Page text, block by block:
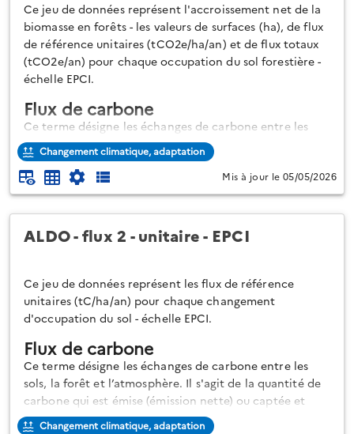
Ce jeu de données représent l'accroissement net de la
biomasse en forêts - les valeurs de surfaces (ha), de flux
de référence unitaires (tCO2e/ha/an) et de flux totaux
(tCO2e/an) pour chaque occupation du sol forestière -
échelle EPCI.
Flux de carbone
Ce terme désigne les échanges de carbone entre les
sols, la forêt et l’atmosphère. Il s'agit de la quantité de
carbone qui est émise (émission nette) ou captée et
séquestrée (séquestration nette) chaque année.
puits net de carbone est ici l’augmentation, sur le
territoire, des stocks de carbon...
Changement climatique, adaptation
Mis à jour le 05/05/2026
ALDO - flux 2 - unitaire - EPCI
Ce jeu de données représent les flux de référence
unitaires (tC/ha/an) pour chaque changement
d'occupation du sol - échelle EPCI.
Flux de carbone
Ce terme désigne les échanges de carbone entre les
sols, la forêt et l’atmosphère. Il s'agit de la quantité de
carbone qui est émise (émission nette) ou captée et
séquestrée (séquestration nette) chaque année.
Changement climatique, adaptation